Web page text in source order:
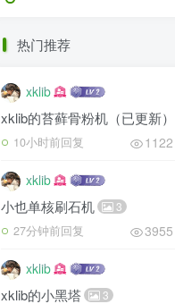
热门推荐
xklib
xklib的苔藓骨粉机（已更新）
10小时前回复 1122
xklib
小也单核刷石机 3
27分钟前回复 3955
xklib
xklib的小黑塔 3